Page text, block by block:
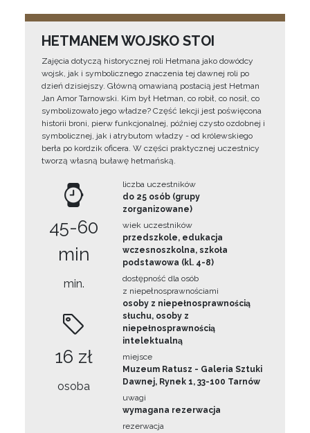
HETMANEM WOJSKO STOI
Zajęcia dotyczą historycznej roli Hetmana jako dowódcy
wojsk, jak i symbolicznego znaczenia tej dawnej roli po
dzień dzisiejszy. Główną omawianą postacią jest Hetman
Jan Amor Tarnowski. Kim był Hetman, co robił, co nosił, co
symbolizowało jego władze? Część lekcji jest poświęcona
historii broni, pierw funkcjonalnej, później czysto ozdobnej i
symbolicznej, jak i atrybutom władzy - od królewskiego
berła po kordzik oficera. W części praktycznej uczestnicy
tworzą własną buławę hetmańską.
45-60
min
min.
16 zł
osoba
liczba uczestników
do 25 osób (grupy
zorganizowane)
wiek uczestników
przedszkole, edukacja
wczesnoszkolna, szkoła
podstawowa (kl. 4-8)
dostępność dla osób
z niepełnosprawnościami
osoby z niepełnosprawnością
słuchu, osoby z
niepełnosprawnością
intelektualną
miejsce
Muzeum Ratusz - Galeria Sztuki
Dawnej, Rynek 1, 33-100 Tarnów
uwagi
wymagana rezerwacja
rezerwacja